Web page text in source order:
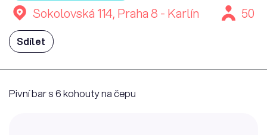
Sokolovská 114, Praha 8 - Karlín 50
Sdílet
Pivní bar s 6 kohouty na čepu